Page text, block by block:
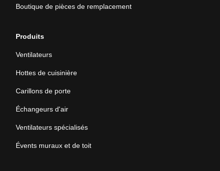
Boutique de pièces de remplacement
Produits
Ventilateurs
Hottes de cuisinière
Carillons de porte
Échangeurs d'air
Ventilateurs spécialisés
Évents muraux et de toit